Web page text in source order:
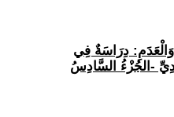
وَالْعَدَمِ: دِرَاسَةٌ فِي
-الجُزْءُ السَّادِسُ